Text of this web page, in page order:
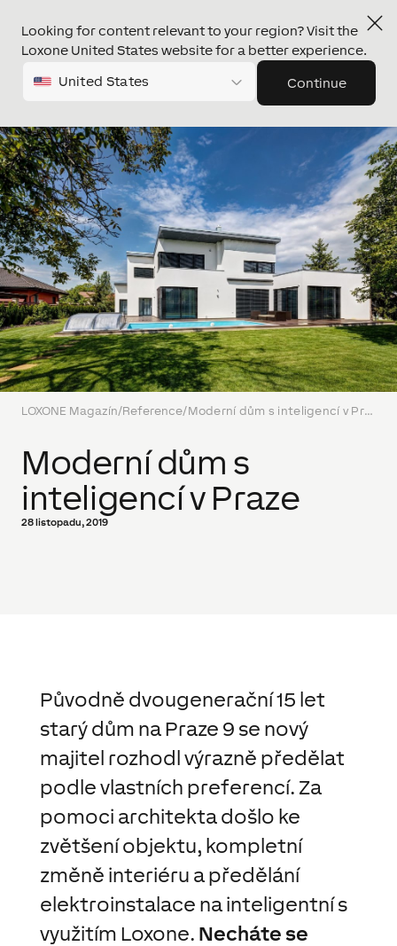
Looking for content relevant to your region? Visit the
Loxone United States website for a better experience.
United States Continue
LOXONE Magazín/Reference/ Moderní dům s inteligencí v Praze
Moderní dům s
inteligencí v Praze
28 listopadu, 2019
Původně dvougenerační 15 let
starý dům na Praze 9 se nový
majitel rozhodl výrazně předělat
podle vlastních preferencí. Za
pomoci architekta došlo ke
zvětšení objektu, kompletní
změně interiéru a předělání
elektroinstalace na inteligentní s
využitím Loxone. Necháte se